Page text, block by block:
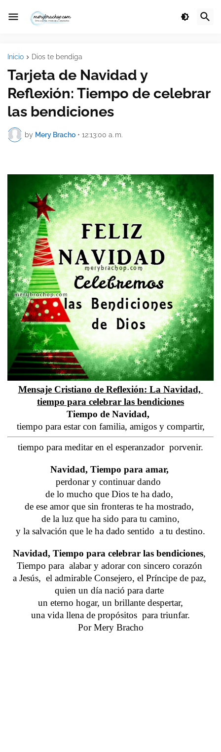
Inicio Dios te bendiga
Tarjeta de Navidad y
Reflexión: Tiempo de celebrar
las bendiciones
by Mery Bracho • 12:13:00 a. m.
Mensaje Cristiano de Reflexión: La Navidad,
tiempo para celebrar las bendiciones
Tiempo de Navidad,
tiempo para estar con familia, amigos y compartir,
tiempo para meditar en el esperanzador  porvenir.
Navidad, Tiempo para amar,
perdonar y continuar dando
de lo mucho que Dios te ha dado,
de ese amor que sin fronteras te ha mostrado,
de la luz que ha sido para tu camino,
y la salvación que le ha dado sentido  a tu destino.
Navidad, Tiempo para celebrar las bendiciones,
Tiempo para  alabar y adorar con sincero corazón
a Jesús,  el admirable Consejero, el Príncipe de paz,
quien un día nació para darte
un eterno hogar, un brillante despertar,
una vida llena de propósitos  para triunfar.
Por Mery Bracho